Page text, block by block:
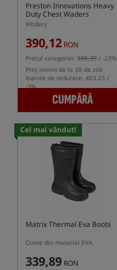
Preston Innovations Heavy
Duty Chest Waders
Wodery
390,12 RON
Pretul categoriei: 505,39 / -23%
Preț minim de la 30 de zile
înainte de reducere: 403.25 /
-3%
CUMPĂRĂ
Cel mai vândut!
Matrix Thermal Eva Boots
Cizme din material EVA
339,89 RON